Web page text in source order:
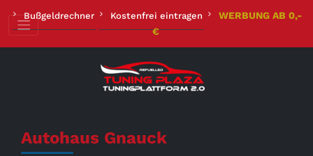
Inhalt
springen
Bußgeldrechner Kostenfrei eintragen
WERBUNG AB 0,-
€
Autohaus Gnauck